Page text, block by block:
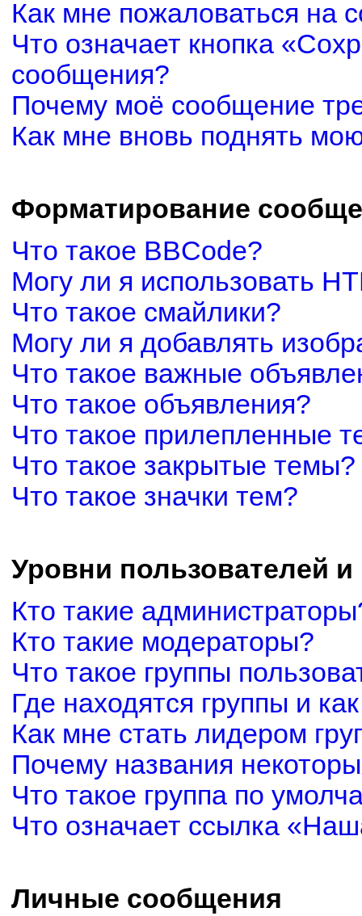
Как мне пожаловаться на
Что означает кнопка
сообщения?
Почему моё сообщение
Как мне вновь поднять
Форматирование
Что такое BBCode?
Могу ли я использовать
Что такое смайлики?
Могу ли я добавлять
Что такое важные
Что такое объявления?
Что такое прилепленные
Что такое закрытые темы?
Что такое значки тем?
Уровни пользователей
Кто такие
Кто такие модераторы?
Что такое группы
Где находятся группы и
Как мне стать лидером
Почему названия
Что такое группа по
Что означает ссылка
Личные сообщения